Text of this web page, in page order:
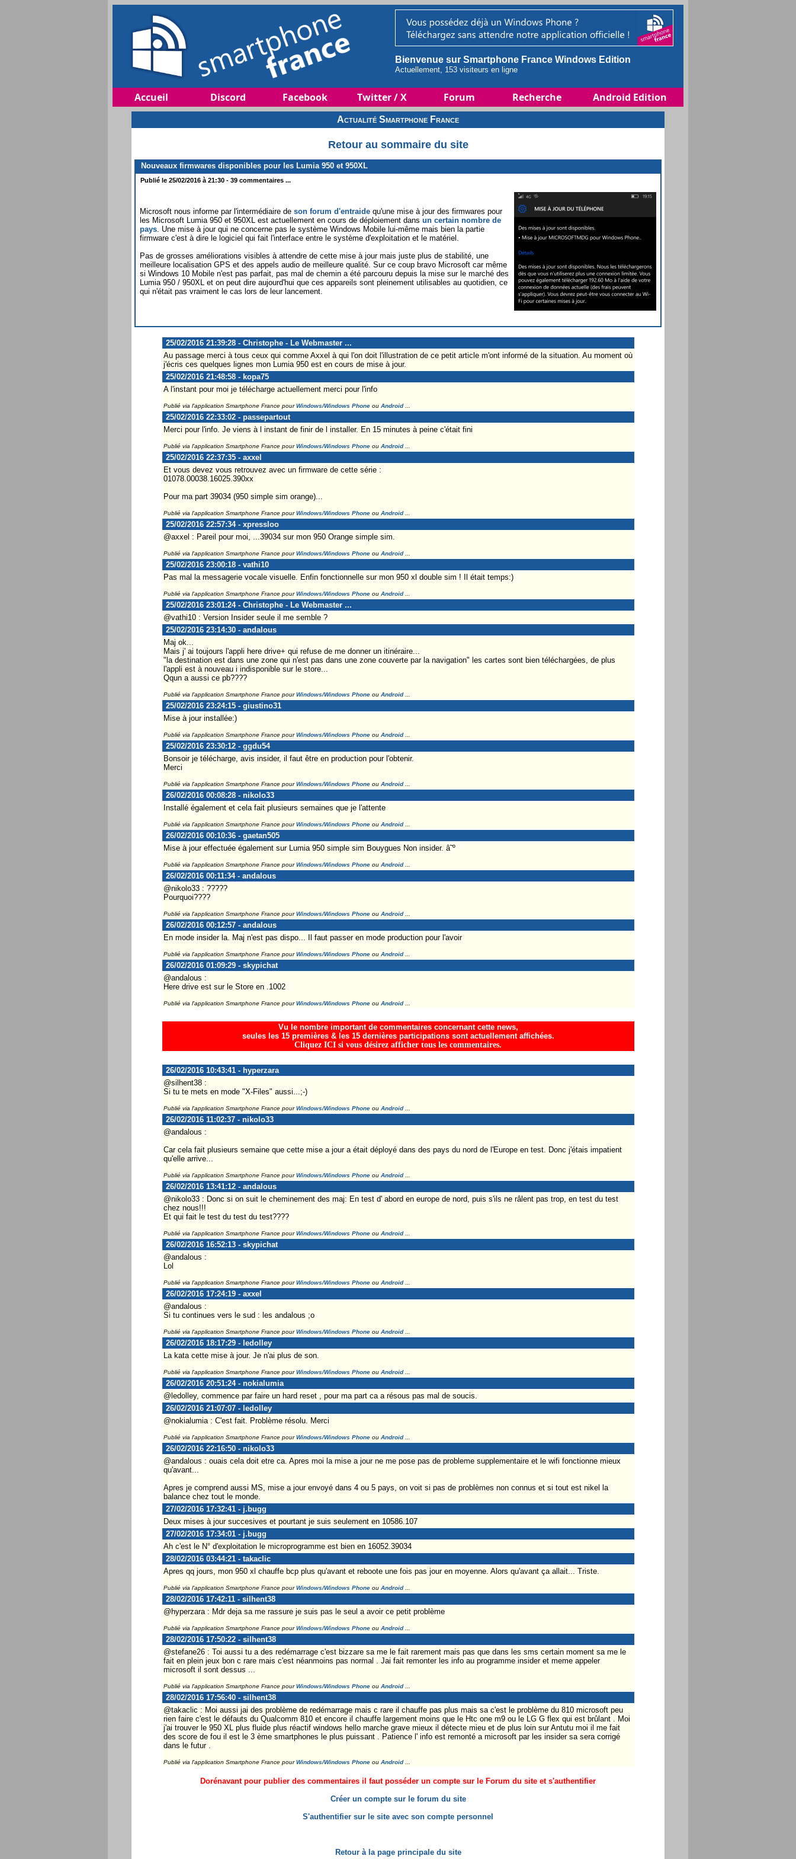
Bienvenue sur Smartphone France Windows Edition
Actuellement, 153 visiteurs en ligne
Accueil Discord Facebook Twitter / X Forum Recherche Android Edition
Actualité Smartphone France
Retour au sommaire du site
Nouveaux firmwares disponibles pour les Lumia 950 et 950XL
Publié le 25/02/2016 à 21:30 - 39 commentaires ...
Microsoft nous informe par l'intermédiaire de son forum d'entraide qu'une mise à jour des firmwares pour
les Microsoft Lumia 950 et 950XL est actuellement en cours de déploiement dans un certain nombre de
pays . Une mise à jour qui ne concerne pas le système Windows Mobile lui-même mais bien la partie
firmware c'est à dire le logiciel qui fait l'interface entre le système d'exploitation et le matériel.
Pas de grosses améliorations visibles à attendre de cette mise à jour mais juste plus de stabilité, une
meilleure localisation GPS et des appels audio de meilleure qualité. Sur ce coup bravo Microsoft car même
si Windows 10 Mobile n'est pas parfait, pas mal de chemin a été parcouru depuis la mise sur le marché des
Lumia 950 / 950XL et on peut dire aujourd'hui que ces appareils sont pleinement utilisables au quotidien, ce
qui n'était pas vraiment le cas lors de leur lancement.
25/02/2016 21:39:28 - Christophe - Le Webmaster ...
Au passage merci à tous ceux qui comme Axxel à qui l'on doit l'illustration de ce petit article m'ont informé de la situation. Au moment où
j'écris ces quelques lignes mon Lumia 950 est en cours de mise à jour.
25/02/2016 21:48:58 - kopa75
A l'instant pour moi je télécharge actuellement merci pour l'info
Publié via l'application Smartphone France pourWindows/Windows Phoneou Android...
25/02/2016 22:33:02 - passepartout
Merci pour l'info. Je viens à l instant de finir de l installer. En 15 minutes à peine c'était fini
Publié via l'application Smartphone France pourWindows/Windows Phoneou Android...
25/02/2016 22:37:35 - axxel
Et vous devez vous retrouvez avec un firmware de cette série :
01078.00038.16025.390xx
Pour ma part 39034 (950 simple sim orange)...
Publié via l'application Smartphone France pourWindows/Windows Phoneou Android...
25/02/2016 22:57:34 - xpressloo
@axxel : Pareil pour moi, ...39034 sur mon 950 Orange simple sim.
Publié via l'application Smartphone France pourWindows/Windows Phoneou Android...
25/02/2016 23:00:18 - vathi10
Pas mal la messagerie vocale visuelle. Enfin fonctionnelle sur mon 950 xl double sim ! Il était temps:)
Publié via l'application Smartphone France pourWindows/Windows Phoneou Android...
25/02/2016 23:01:24 - Christophe - Le Webmaster ...
@vathi10 : Version Insider seule il me semble ?
25/02/2016 23:14:30 - andalous
Maj ok...
Mais j' ai toujours l'appli here drive+ qui refuse de me donner un itinéraire...
"la destination est dans une zone qui n'est pas dans une zone couverte par la navigation" les cartes sont bien téléchargées, de plus
l'appli est à nouveau i indisponible sur le store...
Qqun a aussi ce pb????
Publié via l'application Smartphone France pourWindows/Windows Phoneou Android...
25/02/2016 23:24:15 - giustino31
Mise à jour installée:)
Publié via l'application Smartphone France pourWindows/Windows Phoneou Android...
25/02/2016 23:30:12 - ggdu54
Bonsoir je télécharge, avis insider, il faut être en production pour l'obtenir.
Merci
Publié via l'application Smartphone France pourWindows/Windows Phoneou Android...
26/02/2016 00:08:28 - nikolo33
Installé également et cela fait plusieurs semaines que je l'attente
Publié via l'application Smartphone France pourWindows/Windows Phoneou Android...
26/02/2016 00:10:36 - gaetan505
Mise à jour effectuée également sur Lumia 950 simple sim Bouygues Non insider. â˜º
Publié via l'application Smartphone France pourWindows/Windows Phoneou Android...
26/02/2016 00:11:34 - andalous
@nikolo33 : ?????
Pourquoi????
Publié via l'application Smartphone France pourWindows/Windows Phoneou Android...
26/02/2016 00:12:57 - andalous
En mode insider la. Maj n'est pas dispo... Il faut passer en mode production pour l'avoir
Publié via l'application Smartphone France pourWindows/Windows Phoneou Android...
26/02/2016 01:09:29 - skypichat
@andalous :
Here drive est sur le Store en .1002
Publié via l'application Smartphone France pourWindows/Windows Phoneou Android...
Vu le nombre important de commentaires concernant cette news,
seules les 15 premières & les 15 dernières participations sont actuellement affichées.
Cliquez ICI si vous désirez afficher tous les commentaires.
26/02/2016 10:43:41 - hyperzara
@silhent38 :
Si tu te mets en mode "X-Files" aussi...;-)
Publié via l'application Smartphone France pourWindows/Windows Phoneou Android...
26/02/2016 11:02:37 - nikolo33
@andalous :
Car cela fait plusieurs semaine que cette mise a jour a était déployé dans des pays du nord de l'Europe en test. Donc j'étais impatient
qu'elle arrive...
Publié via l'application Smartphone France pourWindows/Windows Phoneou Android...
26/02/2016 13:41:12 - andalous
@nikolo33 : Donc si on suit le cheminement des maj: En test d' abord en europe de nord, puis s'ils ne râlent pas trop, en test du test
chez nous!!!
Et qui fait le test du test du test????
Publié via l'application Smartphone France pourWindows/Windows Phoneou Android...
26/02/2016 16:52:13 - skypichat
@andalous :
Lol
Publié via l'application Smartphone France pourWindows/Windows Phoneou Android...
26/02/2016 17:24:19 - axxel
@andalous :
Si tu continues vers le sud : les andalous ;o
Publié via l'application Smartphone France pourWindows/Windows Phoneou Android...
26/02/2016 18:17:29 - ledolley
La kata cette mise à jour. Je n'ai plus de son.
Publié via l'application Smartphone France pourWindows/Windows Phoneou Android...
26/02/2016 20:51:24 - nokialumia
@ledolley, commence par faire un hard reset , pour ma part ca a résous pas mal de soucis.
26/02/2016 21:07:07 - ledolley
@nokialumia : C'est fait. Problème résolu. Merci
Publié via l'application Smartphone France pourWindows/Windows Phoneou Android...
26/02/2016 22:16:50 - nikolo33
@andalous : ouais cela doit etre ca. Apres moi la mise a jour ne me pose pas de probleme supplementaire et le wifi fonctionne mieux
qu'avant...
Apres je comprend aussi MS, mise a jour envoyé dans 4 ou 5 pays, on voit si pas de problèmes non connus et si tout est nikel la
balance chez tout le monde.
27/02/2016 17:32:41 - j.bugg
Deux mises à jour succesives et pourtant je suis seulement en 10586.107
27/02/2016 17:34:01 - j.bugg
Ah c'est le N° d'exploitation le microprogramme est bien en 16052.39034
28/02/2016 03:44:21 - takaclic
Apres qq jours, mon 950 xl chauffe bcp plus qu'avant et reboote une fois pas jour en moyenne. Alors qu'avant ça allait... Triste.
Publié via l'application Smartphone France pourWindows/Windows Phoneou Android...
28/02/2016 17:42:11 - silhent38
@hyperzara : Mdr deja sa me rassure je suis pas le seul a avoir ce petit problème
Publié via l'application Smartphone France pourWindows/Windows Phoneou Android...
28/02/2016 17:50:22 - silhent38
@stefane26 : Toi aussi tu a des redémarrage c'est bizzare sa me le fait rarement mais pas que dans les sms certain moment sa me le
fait en plein jeux bon c rare mais c'est néanmoins pas normal . Jai fait remonter les info au programme insider et meme appeler
microsoft il sont dessus ...
Publié via l'application Smartphone France pourWindows/Windows Phoneou Android...
28/02/2016 17:56:40 - silhent38
@takaclic : Moi aussi jai des problème de redémarrage mais c rare il chauffe pas plus mais sa c'est le problème du 810 microsoft peu
rien faire c'est le défauts du Qualcomm 810 et encore il chauffe largement moins que le Htc one m9 ou le LG G flex qui est brûlant . Moi
j'ai trouver le 950 XL plus fluide plus réactif windows hello marche grave mieux il détecte mieu et de plus loin sur Antutu moi il me fait
des score de fou il est le 3 ème smartphones le plus puissant . Patience l' info est remonté a microsoft par les insider sa sera corrigé
dans le futur .
Publié via l'application Smartphone France pourWindows/Windows Phoneou Android...
Dorénavant pour publier des commentaires il faut posséder un compte sur le Forum du site et s'authentifier
Créer un compte sur le forum du site
S'authentifier sur le site avec son compte personnel
Retour à la page principale du site